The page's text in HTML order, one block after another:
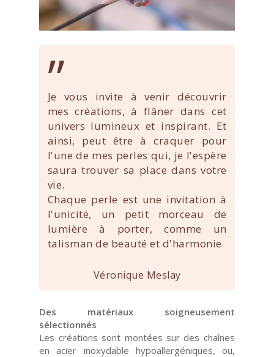
”
Je vous invite à venir découvrir
mes créations, à flâner dans cet
univers lumineux et inspirant. Et
ainsi, peut être à craquer pour
l'une de mes perles qui, je l'espère
saura trouver sa place dans votre
vie.
Chaque perle est une invitation à
l'unicité, un petit morceau de
lumière à porter, comme un
talisman de beauté et d'harmonie
Véronique Meslay
Des matériaux soigneusement
sélectionnés
Les créations sont montées sur des chaînes
en acier inoxydable hypoallergéniques, ou,